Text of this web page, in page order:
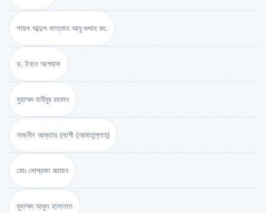
শায়খ আব্দুল ফাত্তাহ আবু গুদ্দাহ রহ.
ড. ইবনে আশরাফ
মুহাম্মদ হাবীবুর রহমান
নাজনীন আক্তার হ্যাপী (আমাতুল্লাহ)
মোঃ মোস্তফা জামান
মুহাম্মদ আবুল হাসানাত